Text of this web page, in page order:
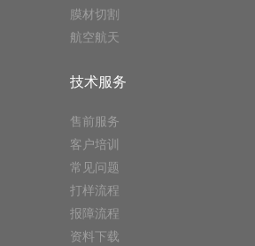
膜材切割
航空航天
技术服务
售前服务
客户培训
常见问题
打样流程
报障流程
资料下载